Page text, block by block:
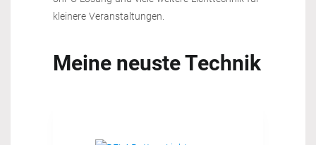
kleinere Veranstaltungen.
Meine neuste Technik